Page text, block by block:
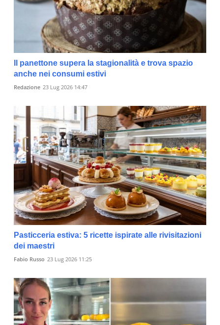
Il panettone supera la stagionalità e trova spazio
anche nei consumi estivi
Redazione 23 Lug 2026 14:47
Pasticceria estiva: 5 ricette ispirate alle rivisitazioni
dei maestri
Fabio Russo 23 Lug 2026 11:25